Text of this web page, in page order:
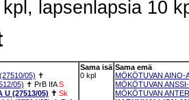
lapsenlapsia 10
05) ✝
05) ✝ PrB IfA S
U (27513/05) ✝ Sk
Sama isä
0 kpl
Sama emä
MÖKÖTUVAN AINO-
MÖKÖTUVAN
MÖKÖTUVAN